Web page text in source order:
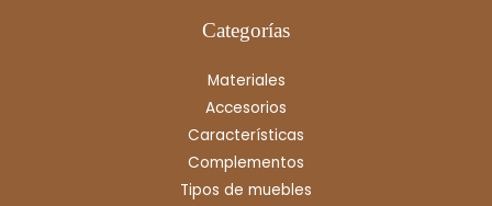
Categorías
Materiales
Accesorios
Características
Complementos
Tipos de muebles